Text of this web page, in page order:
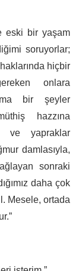
eski bir yaşam
soruyorlar;
hiçbir
onlara
bir şeyler
hazzına
ve yapraklar
damlasıyla,
sonraki
daha çok
Mesele, ortada